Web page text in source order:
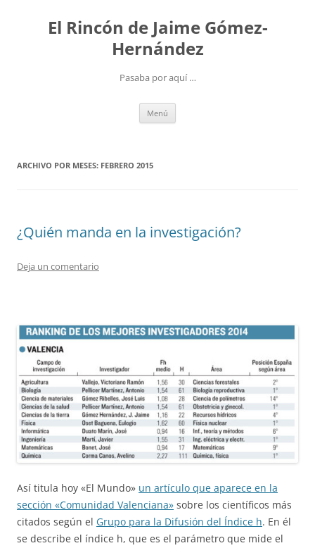
contenidoEl Rincón de Jaime Gómez-
Hernández
Pasaba por aquí …
Menú
ARCHIVO POR MESES: FEBRERO 2015
¿Quién manda en la investigación?
Deja un comentario
Así titula hoy «El Mundo» un artículo que aparece en la
sección «Comunidad Valenciana» sobre los científicos más
citados según el Grupo para la Difusión del Índice h. En él
se describe el índice h, que es el parámetro que mide el